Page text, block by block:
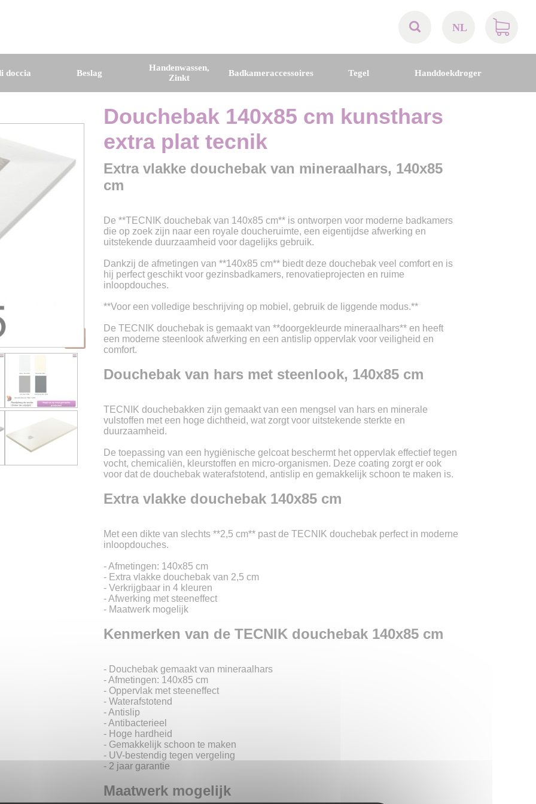
NL
BE
EN
doccia Beslag
Handenwassen,
Zinkt
Badkameraccessoires Tegel Handdoekdroger
Douchebak 140x85 cm kunsthars
extra plat tecnik
Extra vlakke douchebak van mineraalhars, 140x85
cm
De **TECNIK douchebak van 140x85 cm** is ontworpen voor moderne badkamers
die op zoek zijn naar een royale doucheruimte, een eigentijdse afwerking en
uitstekende duurzaamheid voor dagelijks gebruik.
Dankzij de afmetingen van **140x85 cm** biedt deze douchebak veel comfort en is
hij perfect geschikt voor gezinsbadkamers, renovatieprojecten en ruime
inloopdouches.
**Voor een volledige beschrijving op mobiel, gebruik de liggende modus.**
De TECNIK douchebak is gemaakt van **doorgekleurde mineraalhars** en heeft
een moderne steenlook afwerking en een antislip oppervlak voor veiligheid en
comfort.
Douchebak van hars met steenlook, 140x85 cm
TECNIK douchebakken zijn gemaakt van een mengsel van hars en minerale
vulstoffen met een hoge dichtheid, wat zorgt voor uitstekende sterkte en
duurzaamheid.
De toepassing van een hygiënische gelcoat beschermt het oppervlak effectief tegen
vocht, chemicaliën, kleurstoffen en micro-organismen. Deze coating zorgt er ook
voor dat de douchebak waterafstotend, antislip en gemakkelijk schoon te maken is.
Extra vlakke douchebak 140x85 cm
Met een dikte van slechts **2,5 cm** past de TECNIK douchebak perfect in moderne
inloopdouches.
- Afmetingen: 140x85 cm
- Extra vlakke douchebak van 2,5 cm
- Verkrijgbaar in 4 kleuren
- Afwerking met steeneffect
- Maatwerk mogelijk
Kenmerken van de TECNIK douchebak 140x85 cm
- Douchebak gemaakt van mineraalhars
- Afmetingen: 140x85 cm
- Oppervlak met steeneffect
- Waterafstotend
- Antislip
- Antibacterieel
- Hoge hardheid
- Gemakkelijk schoon te maken
- UV-bestendig tegen vergeling
- 2 jaar garantie
Maatwerk mogelijk